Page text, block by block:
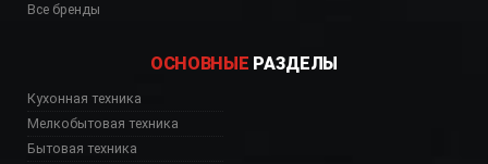
Все бренды
ОСНОВНЫЕ РАЗДЕЛЫ
Кухонная техника
Мелкобытовая техника
Бытовая техника